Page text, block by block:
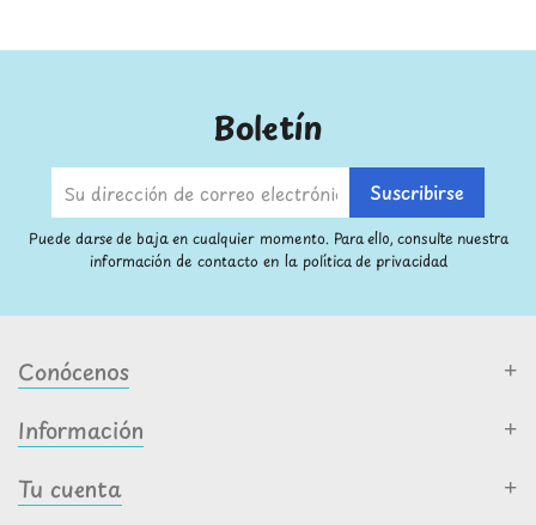
Boletín
Puede darse de baja en cualquier momento. Para ello, consulte nuestra
información de contacto en la política de privacidad
Conócenos
Información
Tu cuenta